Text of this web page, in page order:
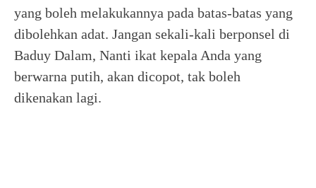
yang boleh melakukannya pada batas-batas yang
dibolehkan adat. Jangan sekali-kali berponsel di
Baduy Dalam, Nanti ikat kepala Anda yang
berwarna putih, akan dicopot, tak boleh
dikenakan lagi.